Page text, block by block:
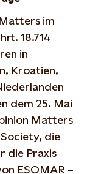
im
18.714
in
Kroatien,
dem 25. Mai
Matters
die
die Praxis
ESOMAR –